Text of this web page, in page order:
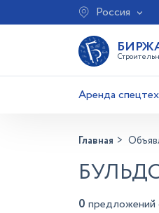
Россия
Аренда
Главная
0 предложений